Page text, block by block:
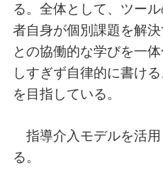
る。全体として、ツー
者自身が個別課題を解
との協働的な学びを一
しすぎず自律的に書け
を目指している。
指導介入モデルを活
る。